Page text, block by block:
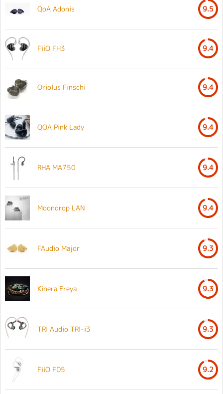
QoA Adonis 9.5
FiiO FH3 9.4
Oriolus Finschi 9.4
QOA Pink Lady 9.4
RHA MA750 9.4
Moondrop LAN 9.4
FAudio Major 9.3
Kinera Freya 9.3
TRI Audio TRI-i3 9.3
FiiO FD5 9.2